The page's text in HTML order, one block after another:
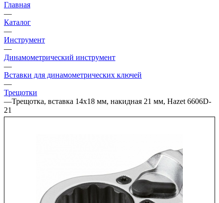
Главная
—
Каталог
—
Инструмент
—
Динамометрический инструмент
—
Вставки для динамометрических ключей
—
Трещотки
—Трещотка, вставка 14х18 мм, накидная 21 мм, Hazet 6606D-
21